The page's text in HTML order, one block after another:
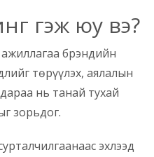
гэж юу вэ?
брэндийн
төрүүлэх, аялалын
нь танай тухай
зорьдог.
эхлээд